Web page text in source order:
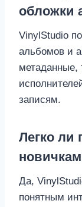
обложки
VinylStudio
альбомов и
метаданные,
записям.
Легко ли
Да,
понятным